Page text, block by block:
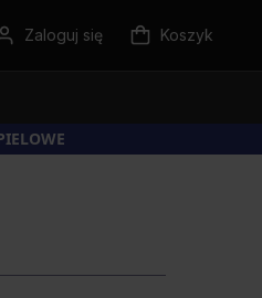
Zaloguj się Koszyk